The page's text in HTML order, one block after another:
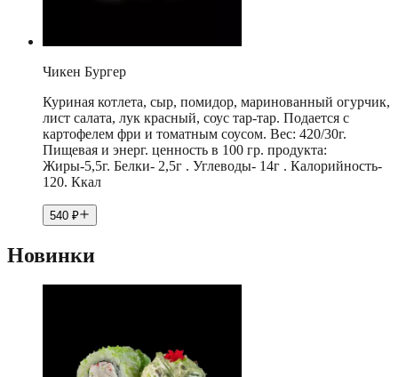
Чикен Бургер
Куриная котлета, сыр, помидор, маринованный огурчик,
лист салата, лук красный, соус тар-тар. Подается с
картофелем фри и томатным соусом. Вес: 420/30г.
Пищевая и энерг. ценность в 100 гр. продукта:
Жиры-5,5г. Белки- 2,5г . Углеводы- 14г . Калорийность-
120. Ккал
540 ₽
Новинки